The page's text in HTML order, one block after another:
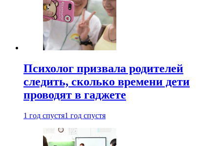
Психолог призвала родителей
следить, сколько времени дети
проводят в гаджете
1 год спустя1 год спустя